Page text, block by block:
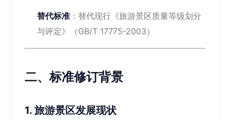
替代标准 ：替代现行《旅游景区质量等级划分
与评定》（GB/T 17775-2003）
二、标准修订背景
1. 旅游景区发展现状